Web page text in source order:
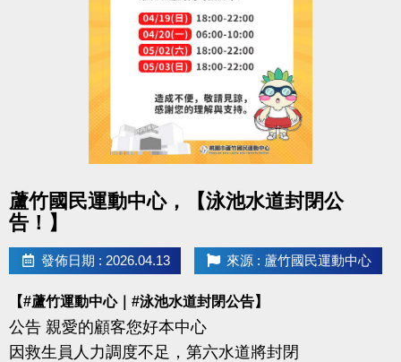
-FB : 桃園市蘆竹國民運動中心
-IG : @luzhusports
蘆竹國民運動中心，【泳池水道封閉公
告！】
發佈日期 : 2026.04.13 來源 : 蘆竹國民運動中心
【#蘆竹運動中心｜#泳池水道封閉公告】
公告 親愛的顧客您好本中心
因救生員人力調度不足，第六水道將封閉